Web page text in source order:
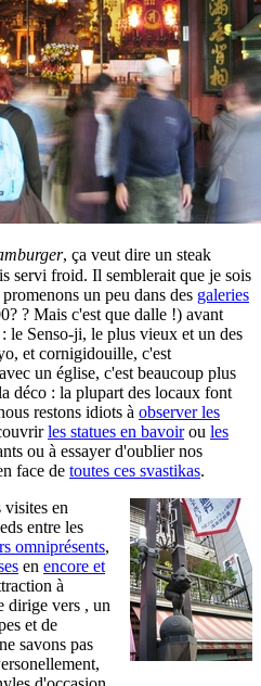
, ça veut dire un steak
servi froid. Il semblerait que je sois
un peu dans des galeries
? Mais c'est que dalle !) avant
le Senso-ji, le plus vieux et un des
et cornigidouille, c'est
un église, c'est beaucoup plus
déco : la plupart des locaux font
restons idiots à observer les
les statues en bavoirou les
ou à essayer d'oublier nos
face de toutes ces svastikas.
en
entre les
omniprésents,
en encore et
à
dirige vers , un
et de
savons pas